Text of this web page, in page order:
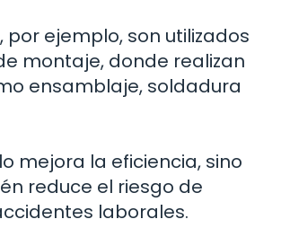
por ejemplo, son utilizados
montaje, donde realizan
ensamblaje, soldadura
mejora la eficiencia, sino
reduce el riesgo de
laborales.